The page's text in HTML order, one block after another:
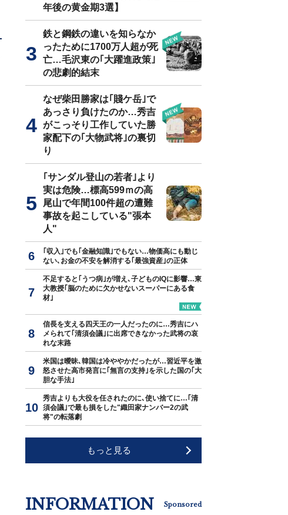
年後の黄金期3選】
鉄と鋼鉄の違いを知らなか
ったために1700万人超が死
亡…毛沢東の｢大躍進政策｣
の悲劇的結末
なぜ柴田勝家は｢賤ケ岳｣で
あっさり負けたのか…秀吉
がこっそり工作していた勝
家配下の｢大物武将｣の裏切
り
｢サンダル登山の若者｣より
実は危険…標高599ｍの高
尾山で年間100件超の遭難
事故を起こしている"張本
人"
｢収入｣でも｢金融知識｣でもない…物価高にも動じ
ない､お金の不安を解消する｢最強資産｣の正体
不足すると｢うつ病｣が増え､子どものIQに影響…東
大教授｢脳のために欠かせないスーパーにある食
材｣
信長を支える四天王の一人だったのに…秀吉にハ
メられて｢清須会議｣に出席できなかった武将の哀
れな末路
米国は曖昧､韓国は冷ややかだったが…習近平を激
怒させた高市発言に｢無言の支持｣を示した国の｢大
胆な手法｣
秀吉よりも大役を任されたのに､使い捨てに…｢清
須会議｣で最も損をした"織田家ナンバー2の武
将"の転落劇
もっと見る
INFORMATION Sponsored